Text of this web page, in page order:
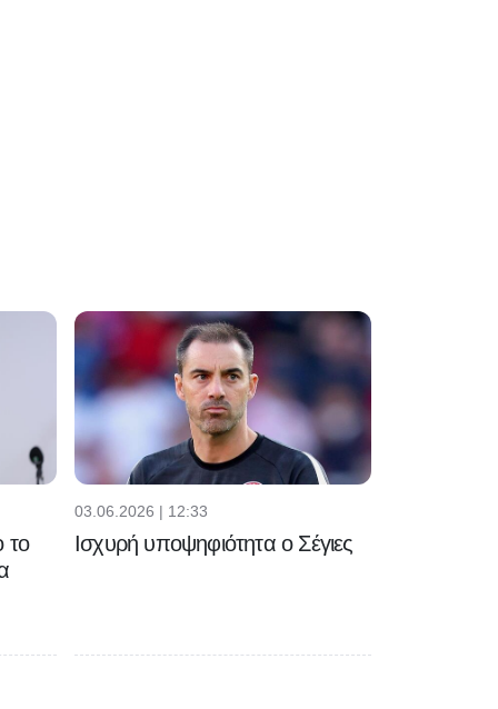
το
03.06.2026 | 12:33
Ισχυρή υποψηφιότητα ο Σέγιες